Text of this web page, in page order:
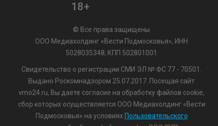
18+
© Все права защищены
ООО Медиахолдинг «Вести Подмосковья», ИНН
5028035348; КПП 502801001
Свидетельство о регистрации СМИ ЭЛ № ФС 77 - 70501.
Выдано Роскомнадзором 25.07.2017. Посещая сайт
vmo24.ru, Вы даете согласие на обработку файлов cookie,
сбор которых осуществляется ООО Медиахолдинг «Вести
Подмосковья» на условиях Пользовательского